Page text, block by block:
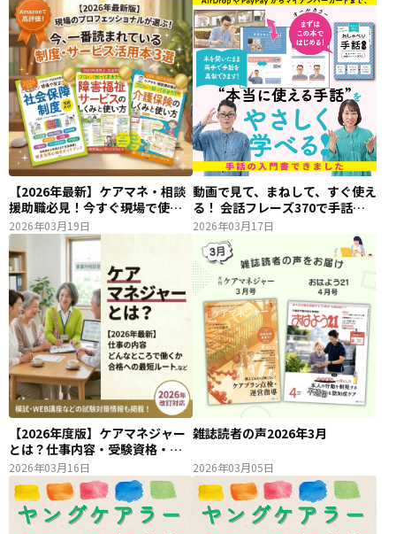
【2026年最新】ケアマネ・相談
援助職必見！今すぐ現場で使え
る「制度・サービス活用本」3選
2026年03月19日
動画で見て、まねして、すぐ使え
る！ 会話フレーズ370で手話が
どんどん楽しくなる！
2026年03月17日
【2026年度版】ケアマネジャー
とは？仕事内容・受験資格・試
験概要を専門家が解説（中央法
規）
2026年03月16日
雑誌読者の声2026年3月
2026年03月05日